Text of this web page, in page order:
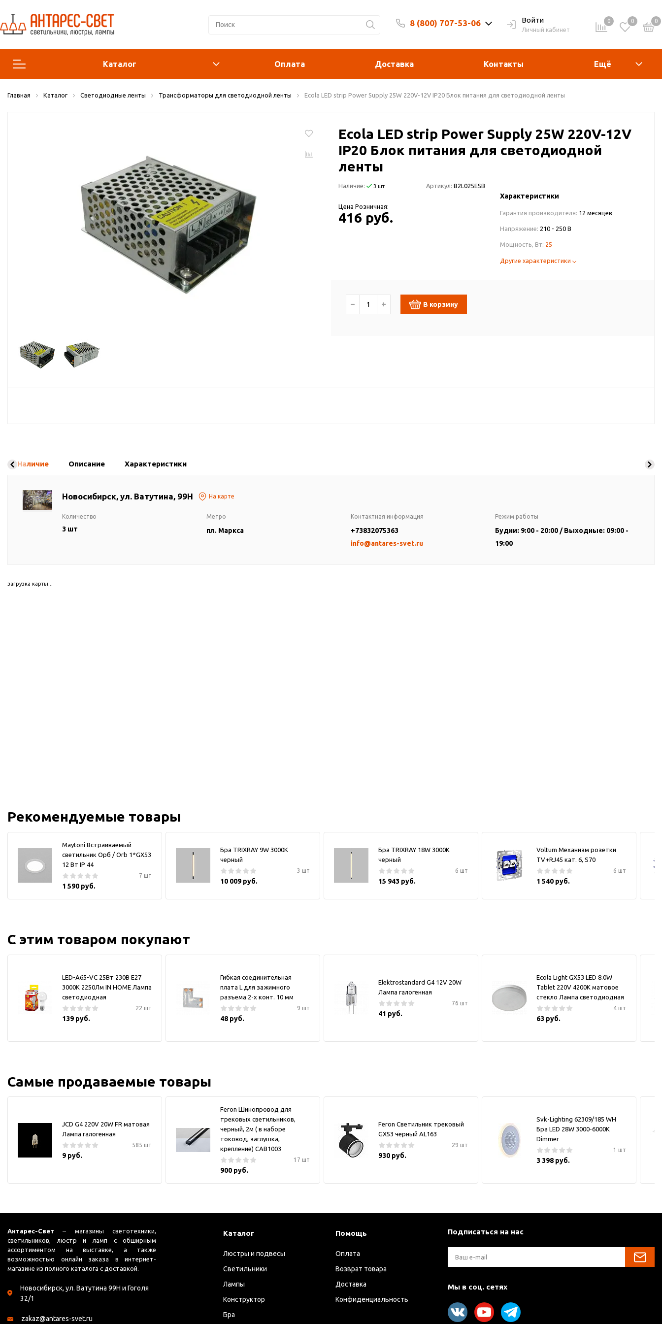
8 (800) 707-53-06 Войти
Личный кабинет
0 0 0
Каталог
Люстры и подвесы
Прожекторы
Оплата Доставка Контакты Ещё
Главная Каталог Светодиодные ленты Трансформаторы для светодиодной ленты Ecola LED strip Power Supply 25W 220V-12V IP20 Блок питания для светодиодной ленты
Ecola LED strip Power Supply 25W 220V-12V
IP20 Блок питания для светодиодной
ленты
Наличие: 3 шт Артикул: B2L025ESB
Цена Розничная:
416 руб.
Характеристики
Гарантия производителя: 12 месяцев
Напряжение: 210 - 250 В
Мощность, Вт: 25
Другие характеристики
− + В корзину
Наличие Описание Характеристики
Новосибирск, ул. Ватутина, 99Н На карте
Количество
3 шт
Метро
пл. Маркса
Контактная информация
+73832075363
info@antares-svet.ru
Режим работы
Будни: 9:00 - 20:00 / Выходные: 09:00 -
19:00
загрузка карты...
Рекомендуемые товары
Maytoni Встраиваемый
светильник Орб / Orb 1*GX53
12 Вт IP 44
7 шт
1 590 руб.
Бра TRIXRAY 9W 3000К
черный
3 шт
10 009 руб.
Бра TRIXRAY 18W 3000К
черный
6 шт
15 943 руб.
Voltum Механизм розетки
TV+RJ45 кат. 6, S70
6 шт
1 540 руб.
С этим товаром покупают
LED-A65-VC 25Вт 230В Е27
3000К 2250Лм IN HOME Лампа
светодиодная
22 шт
139 руб.
Гибкая соединительная
плата L для зажимного
разъема 2-х конт. 10 мм
9 шт
48 руб.
Elektrostandard G4 12V 20W
Лампа галогенная
76 шт
41 руб.
Ecola Light GX53 LED 8.0W
Tablet 220V 4200K матовое
стекло Лампа светодиодная
4 шт
63 руб.
Самые продаваемые товары
JCD G4 220V 20W FR матовая
Лампа галогенная
585 шт
9 руб.
Feron Шинопровод для
трековых светильников,
черный, 2м ( в наборе
токовод, заглушка,
крепление) CAB1003
17 шт
900 руб.
Feron Светильник трековый
GX53 черный AL163
29 шт
930 руб.
Svk-Lighting 62309/185 WH
Бра LED 28W 3000-6000K
Dimmer
1 шт
3 398 руб.
Антарес-Свет – магазины светотехники,
светильников, люстр и ламп с обширным
ассортиментом на выставке, а также
возможностью онлайн заказа в интернет-
магазине из полного каталога с доставкой.
Новосибирск, ул. Ватутина 99Н и Гоголя
32/1
zakaz@antares-svet.ru
Каталог
Люстры и подвесы
Светильники
Лампы
Конструктор
Бра
Помощь
Оплата
Возврат товара
Доставка
Конфиденциальность
Подписаться на нас
Мы в соц. сетях